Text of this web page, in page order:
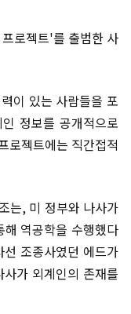
로젝트'를 출범한 사
이 있는 사람들을 포
정보를 공개적으로
로젝트에는 직간접적
는, 미 정부와 나사가
역공학을 수행했다
조종사였던 에드가
가 외계인의 존재를